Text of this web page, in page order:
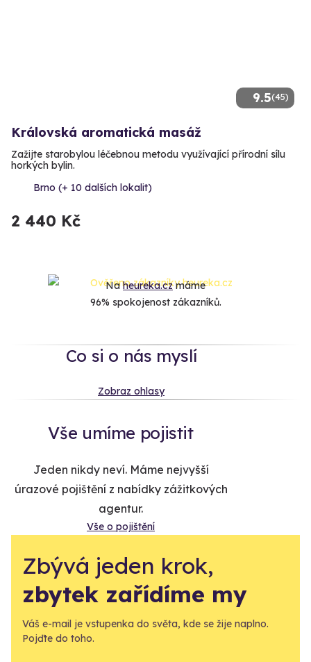
9.5(45)
Královská aromatická masáž
Zažijte starobylou léčebnou metodu využívající přírodní sílu
horkých bylin.
Brno (+ 10 dalších lokalit)
2 440 Kč
Naheureka.czmáme
96% spokojenost zákazníků.
Co si o nás myslí
Zobraz ohlasy
Vše umíme pojistit
Jeden nikdy neví. Máme nejvyšší
úrazové pojištění z nabídky zážitkových
agentur.
Vše o pojištění
Zbývá jeden krok,
zbytek zařídíme my
Váš e-mail je vstupenka do světa, kde se žije naplno.
Pojďte do toho.